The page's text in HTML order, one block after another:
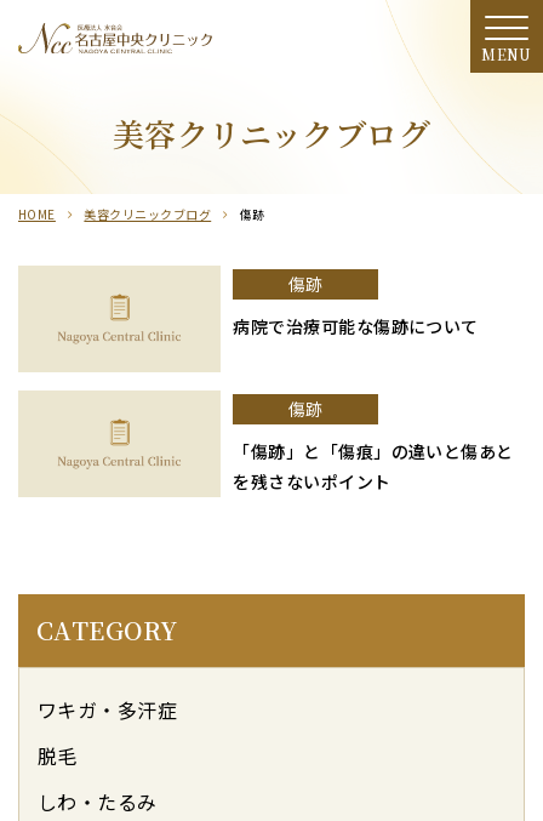
料金表
施術の流れ
アクセス
期間限定
季節のおすすめ
予約
保護者同意書
美容クリニックブログ
美容クリニックブログ
HOME 美容クリニックブログ 傷跡
傷跡
病院で治療可能な傷跡について
傷跡
「傷跡」と「傷痕」の違いと傷あと
を残さないポイント
CATEGORY
ワキガ・多汗症
脱毛
しわ・たるみ